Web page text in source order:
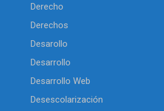
Derecho
Derechos
Desarollo
Desarrollo
Desarrollo Web
Desescolarización